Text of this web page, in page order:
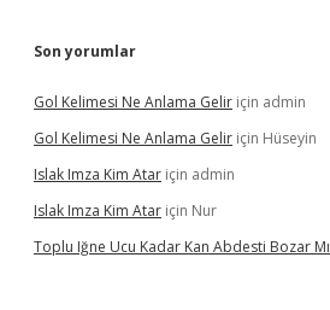
Son yorumlar
Gol Kelimesi Ne Anlama Gelir için admin
Gol Kelimesi Ne Anlama Gelir için Hüseyin
Islak Imza Kim Atar için admin
Islak Imza Kim Atar için Nur
Toplu Iğne Ucu Kadar Kan Abdesti Bozar Mı